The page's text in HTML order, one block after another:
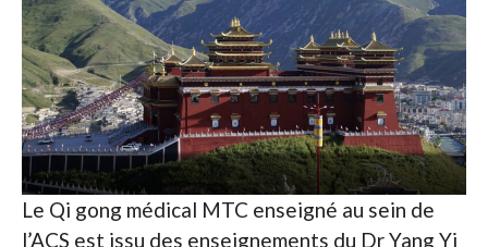
Le Qi gong médical MTC enseigné au sein de
l’ACS est issu des enseignements du Dr Yang Yi